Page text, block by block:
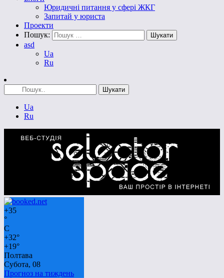
Юридичні питання у сфері ЖКГ
Запитай у юриста
Проекти
Пошук:
asd
Ua
Ru
Ua
Ru
+35
°
C
+32°
+19°
Полтава
Субота, 08
Прогноз на тиждень